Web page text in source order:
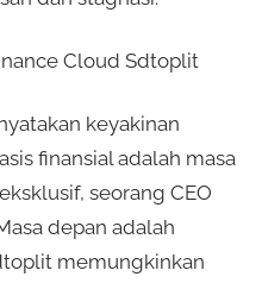
Cloud Sdtoplit
keyakinan
finansial adalah masa
seorang CEO
depan adalah
memungkinkan